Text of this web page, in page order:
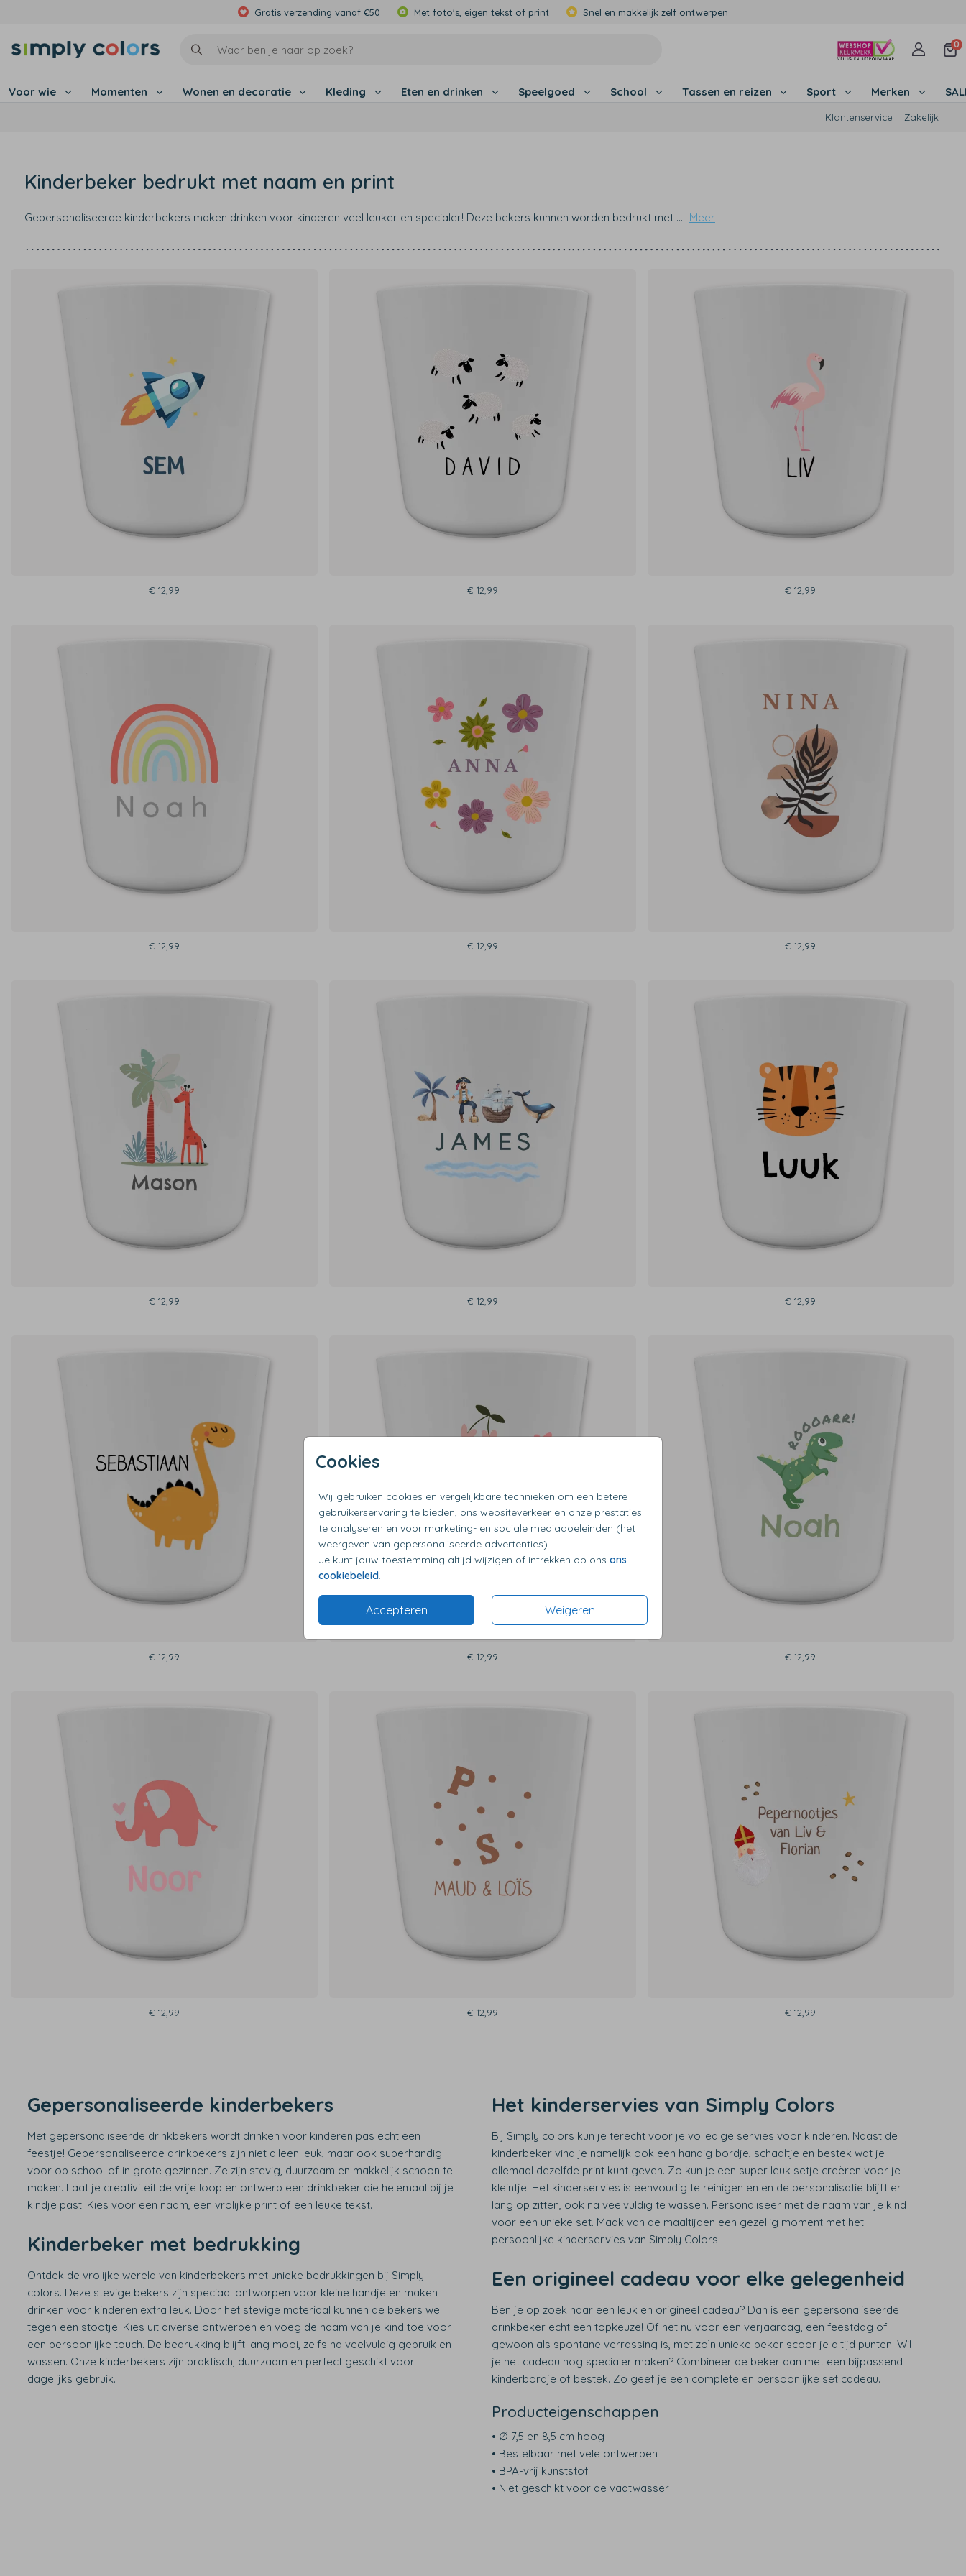
Gratis verzending vanaf €50 Met foto's, eigen tekst of print Snel en makkelijk zelf ontwerpen
0
Voor wie Momenten Wonen en decoratie Kleding Eten en drinken Speelgoed School Tassen en reizen Sport Merken
Klantenservice Zakelijk
Cookies
Wij gebruiken cookies en vergelijkbare technieken om een betere
gebruikerservaring te bieden, ons websiteverkeer en onze prestaties
te analyseren en voor marketing- en sociale mediadoeleinden (het
weergeven van gepersonaliseerde advertenties).
Je kunt jouw toestemming altijd wijzigen of intrekken op ons ons
cookiebeleid.
Accepteren Weigeren
Kinderbeker bedrukt met naam en print
Gepersonaliseerde kinderbekers maken drinken voor kinderen veel leuker en specialer! Deze bekers kunnen worden bedrukt met ... Meer
€ 12,99 € 12,99 € 12,99
€ 12,99 € 12,99 € 12,99
€ 12,99 € 12,99 € 12,99
€ 12,99 € 12,99 € 12,99
€ 12,99 € 12,99 € 12,99
Gepersonaliseerde kinderbekers
Met gepersonaliseerde drinkbekers wordt drinken voor kinderen pas echt een
feestje! Gepersonaliseerde drinkbekers zijn niet alleen leuk, maar ook superhandig
voor op school of in grote gezinnen. Ze zijn stevig, duurzaam en makkelijk schoon te
maken. Laat je creativiteit de vrije loop en ontwerp een drinkbeker die helemaal bij je
kindje past. Kies voor een naam, een vrolijke print of een leuke tekst.
Kinderbeker met bedrukking
Ontdek de vrolijke wereld van kinderbekers met unieke bedrukkingen bij Simply
colors. Deze stevige bekers zijn speciaal ontworpen voor kleine handje en maken
drinken voor kinderen extra leuk. Door het stevige materiaal kunnen de bekers wel
tegen een stootje. Kies uit diverse ontwerpen en voeg de naam van je kind toe voor
een persoonlijke touch. De bedrukking blijft lang mooi, zelfs na veelvuldig gebruik en
wassen. Onze kinderbekers zijn praktisch, duurzaam en perfect geschikt voor
dagelijks gebruik.
Het kinderservies van Simply Colors
Bij Simply colors kun je terecht voor je volledige servies voor kinderen. Naast de
kinderbeker vind je namelijk ook een handig bordje, schaaltje en bestek wat je
allemaal dezelfde print kunt geven. Zo kun je een super leuk setje creëren voor je
kleintje. Het kinderservies is eenvoudig te reinigen en en de personalisatie blijft er
lang op zitten, ook na veelvuldig te wassen. Personaliseer met de naam van je kind
voor een unieke set. Maak van de maaltijden een gezellig moment met het
persoonlijke kinderservies van Simply Colors.
Een origineel cadeau voor elke gelegenheid
Ben je op zoek naar een leuk en origineel cadeau? Dan is een gepersonaliseerde
drinkbeker echt een topkeuze! Of het nu voor een verjaardag, een feestdag of
gewoon als spontane verrassing is, met zo’n unieke beker scoor je altijd punten. Wil
je het cadeau nog specialer maken? Combineer de beker dan met een bijpassend
kinderbordje of bestek. Zo geef je een complete en persoonlijke set cadeau.
Producteigenschappen
• ∅ 7,5 en 8,5 cm hoog
• Bestelbaar met vele ontwerpen
• BPA-vrij kunststof
• Niet geschikt voor de vaatwasser